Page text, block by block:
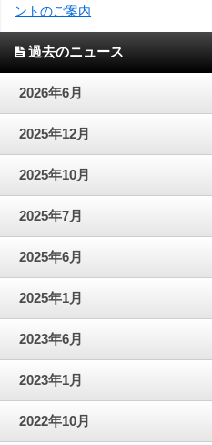
ントのご案内
過去のニュース
2026年6月
2025年12月
2025年10月
2025年7月
2025年6月
2025年1月
2023年6月
2023年1月
2022年10月